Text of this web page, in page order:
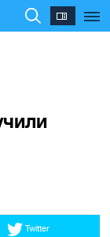
Twitter